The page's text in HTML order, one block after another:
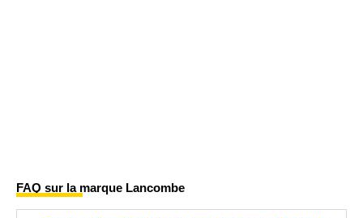
FAQ sur la marque Lancombe